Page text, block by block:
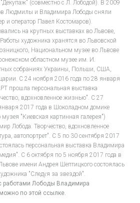
(совместно с Л. Лободой). В 2009
Людмилы и Владимира Лободы сняли
и оператор Павел Костомаров).
на крупных выставках во Львове,
художника хранятся во Львовской
Национальном музее во Львове
областном музее им. И.
собраниях Украины, Польши, США,
С 24 ноября 2016 года по 28 января
прошла персональная выставка
вдохновленное жизнью". С 27
2017 года в Шоколадном домике
"Киевская картинная галерея")
Лобода. Творчество, вдохновленное
автопортрет". С 5 по 30 сентября 2017
персональная выставка Владимира
С 6 октября по 5 ноября 2017 года в
имени Андрея Шептицкого состоялась
"Следуя за звездой".
работами Лободы Владимира
по этой ссылке.